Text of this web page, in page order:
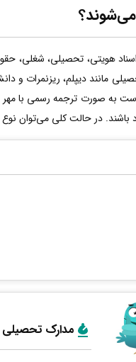
هویتی، تحصیلی، شغلی،
مانند دیپلم، ریزنمرات و
به صورت ترجمه رسمی با
باشند. در حالت کلی می‌توان
مدارک تحصیلی